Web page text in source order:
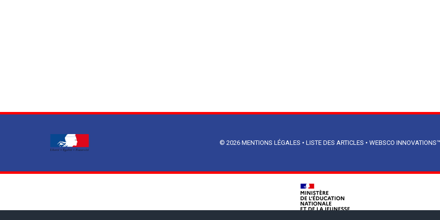
© 2026 MENTIONS LÉGALES • LISTE DES ARTICLES • WEBSCO INNOVATIONS™